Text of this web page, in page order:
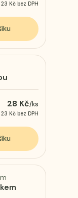
23 Kč bez DPH
28 Kč/ks
23 Kč bez DPH